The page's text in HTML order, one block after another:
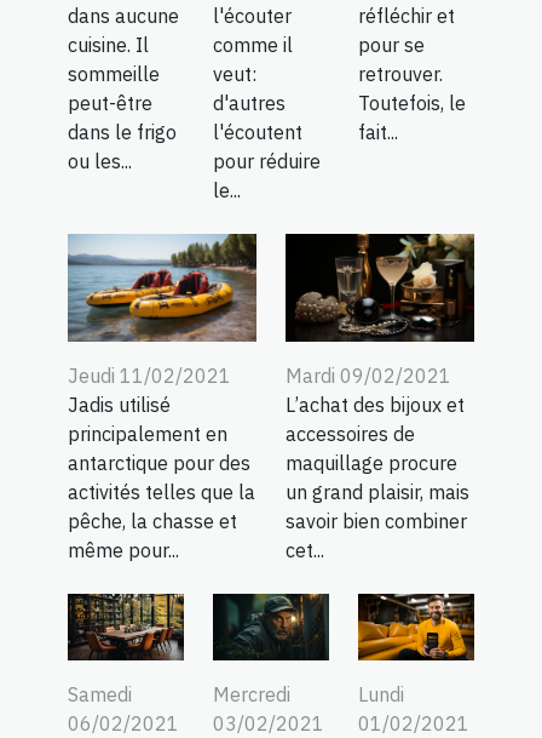
dans aucune
cuisine. Il
sommeille
peut-être
dans le frigo
ou les...
l'écouter
comme il
veut:
d'autres
l'écoutent
pour réduire
le...
réfléchir et
pour se
retrouver.
Toutefois, le
fait...
Jeudi 11/02/2021
Jadis utilisé
principalement en
antarctique pour des
activités telles que la
pêche, la chasse et
même pour...
Mardi 09/02/2021
L’achat des bijoux et
accessoires de
maquillage procure
un grand plaisir, mais
savoir bien combiner
cet...
Samedi
06/02/2021
Mercredi
03/02/2021
Lundi
01/02/2021